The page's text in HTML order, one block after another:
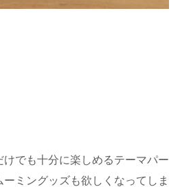
でも十分に楽しめるテーマパー
ミングッズも欲しくなってしま